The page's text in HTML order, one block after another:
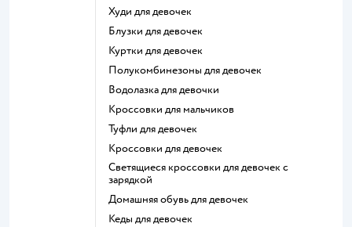
Худи для девочек
Блузки для девочек
Куртки для девочек
Полукомбинезоны для девочек
Водолазка для девочки
Кроссовки для мальчиков
Туфли для девочек
Кроссовки для девочек
Светящиеся кроссовки для девочек с
зарядкой
Домашняя обувь для девочек
Кеды для девочек